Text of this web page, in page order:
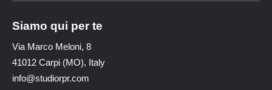
Siamo qui per te
Via Marco Meloni, 8
41012 Carpi (MO), Italy
info@studiorpr.com